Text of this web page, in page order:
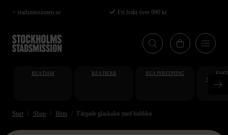
Hoppa
till
huvudinnehåll
< stadsmissionen.se Fri frakt över 990 kr
Ångerrätt 14 dagar
REA DAM REA HERR REA INREDNING
Start Shop Hem Färgade glaskulor med bubblor